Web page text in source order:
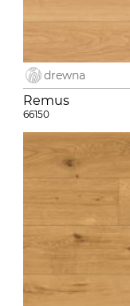
drewna
Remus
66150